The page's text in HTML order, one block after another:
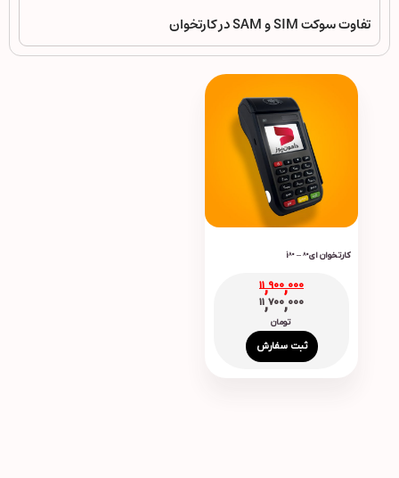
کارتخوان ای80 – i80
ثبت سفارش
11,900,000
11,700,000
تومان
تفاوت سوکت SIM و SAM در کارتخوان